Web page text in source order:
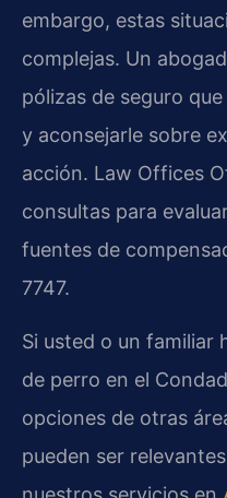
embargo, estas
complejas. Un
pólizas de seguro
y aconsejarle sobre
acción. Law Offices
consultas para
fuentes de
7747.
Si usted o un familiar
de perro en el
opciones de otras
pueden ser